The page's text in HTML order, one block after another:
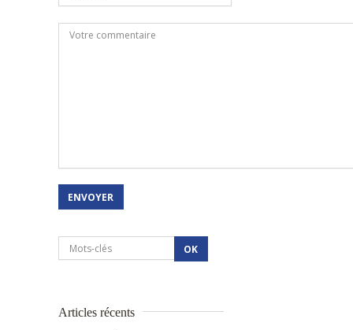
Articles récents